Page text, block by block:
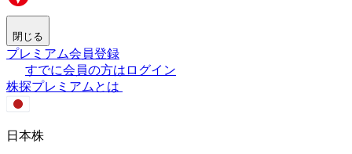
閉じる
プレミアム会員登録
すでに会員の方はログイン
株探プレミアムとは
日本株